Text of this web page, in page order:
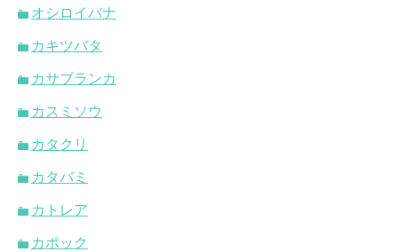
オシロイバナ
カキツバタ
カサブランカ
カスミソウ
カタクリ
カタバミ
カトレア
カポック